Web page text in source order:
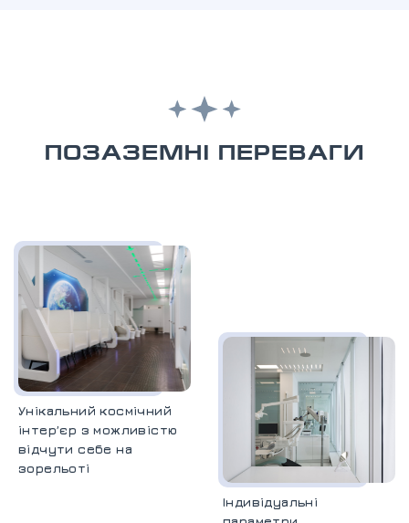
ПОЗАЗЕМНІ ПЕРЕВАГИ
Унікальний космічний
інтерʼєр з можливістю
відчути себе на
зорельоті
Індивідуальні